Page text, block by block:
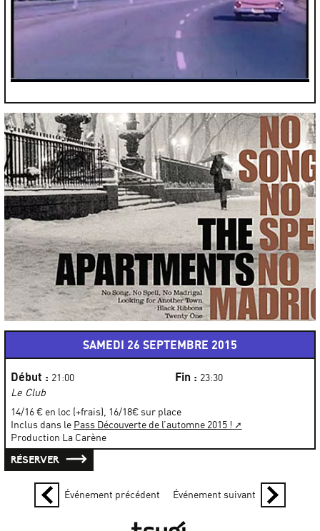
SAMEDI 26 SEPTEMBRE 2015
Début : 21:00 Fin : 23:30
Le Club
14/16 € en loc (+frais), 16/18€ sur place
Inclus dans le Pass Découverte de l’automne 2015 !
Production La Carène
RÉSERVER
Événement précédent Événement suivant